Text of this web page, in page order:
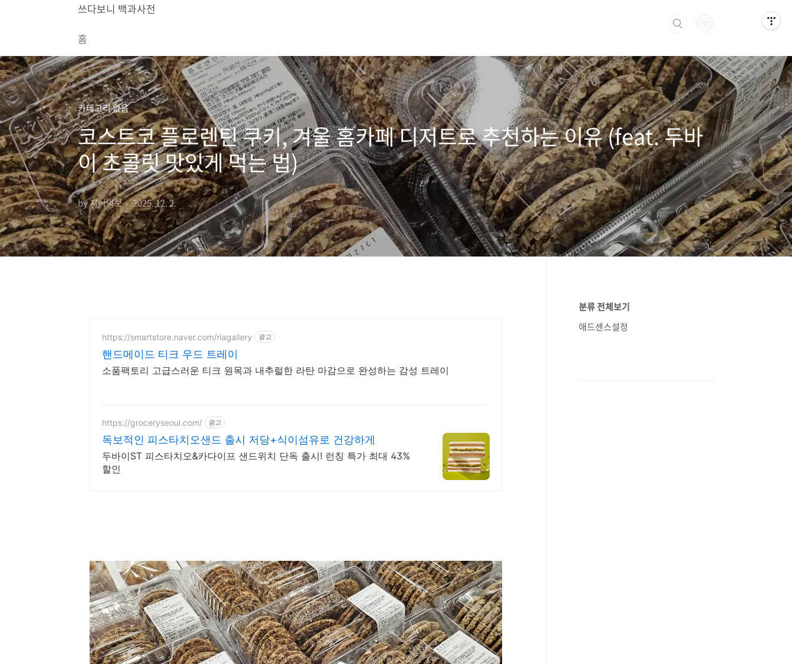
쓰다보니 백과사전
홈
카테고리 없음
코스트코 플로렌틴 쿠키, 겨울 홈카페 디저트로 추천하는 이유 (feat. 두바
이 초콜릿 맛있게 먹는 법)
by 지식먹보 2025. 12. 2.
https://smartstore.naver.com/riagallery 광고
핸드메이드 티크 우드 트레이
소품팩토리 고급스러운 티크 원목과 내추럴한 라탄 마감으로 완성하는 감성 트레이
https://groceryseoul.com/ 광고
독보적인 피스타치오샌드 출시 저당+식이섬유로 건강하게
두바이ST 피스타치오&카다이프 샌드위치 단독 출시! 런칭 특가 최대 43%
할인
분류 전체보기
애드센스설정